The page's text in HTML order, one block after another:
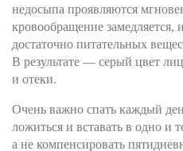
недосыпа проявляются
кровообращение замедляется,
достаточно питательных
В результате — серый цвет
и отеки.
Очень важно спать каждый
ложиться и вставать в одно и
а не компенсировать